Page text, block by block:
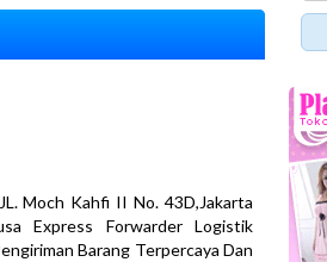
Moch Kahfi II No. 43D,Jakarta
Express Forwarder Logistik
Barang Terpercaya Dan